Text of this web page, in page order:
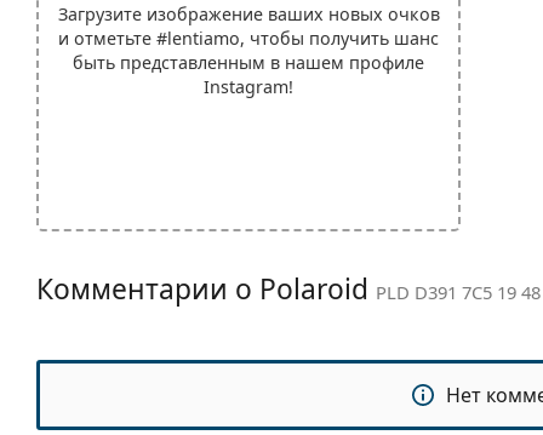
Загрузите изображение ваших новых очков
и отметьте #lentiamo, чтобы получить шанс
быть представленным в нашем профиле
Instagram!
Комментарии о Polaroid PLD D391 7C5 19 48
Нет